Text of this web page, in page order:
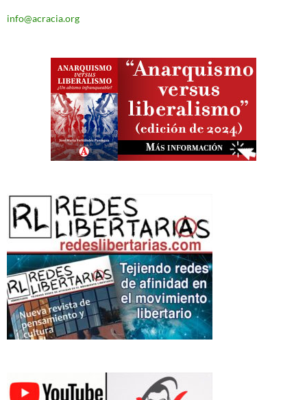
info@acracia.org